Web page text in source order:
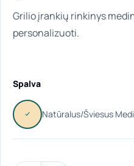
Grilio įrankių rinkinys
personalizuoti.
Spalva